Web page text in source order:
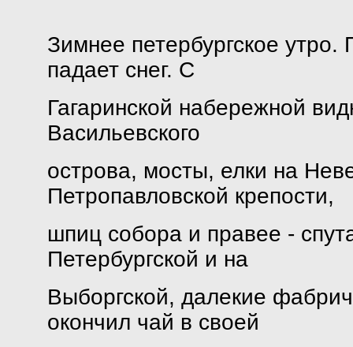
Зимнее петербургское
падает снег. С
Гагаринской набережной
Васильевского
острова, мосты, елки на
Петропавловской крепости,
шпиц собора и правее -
Петербургской и на
Выборгской, далекие
окончил чай в своей